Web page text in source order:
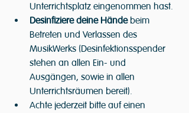
Unterrichtsplatz eingenommen hast.
Desinfiziere deine Hände beim
Betreten und Verlassen des
MusikWerks (Desinfektionsspender
stehen an allen Ein- und
Ausgängen, sowie in allen
Unterrichtsräumen bereit).
Achte jederzeit bitte auf einen